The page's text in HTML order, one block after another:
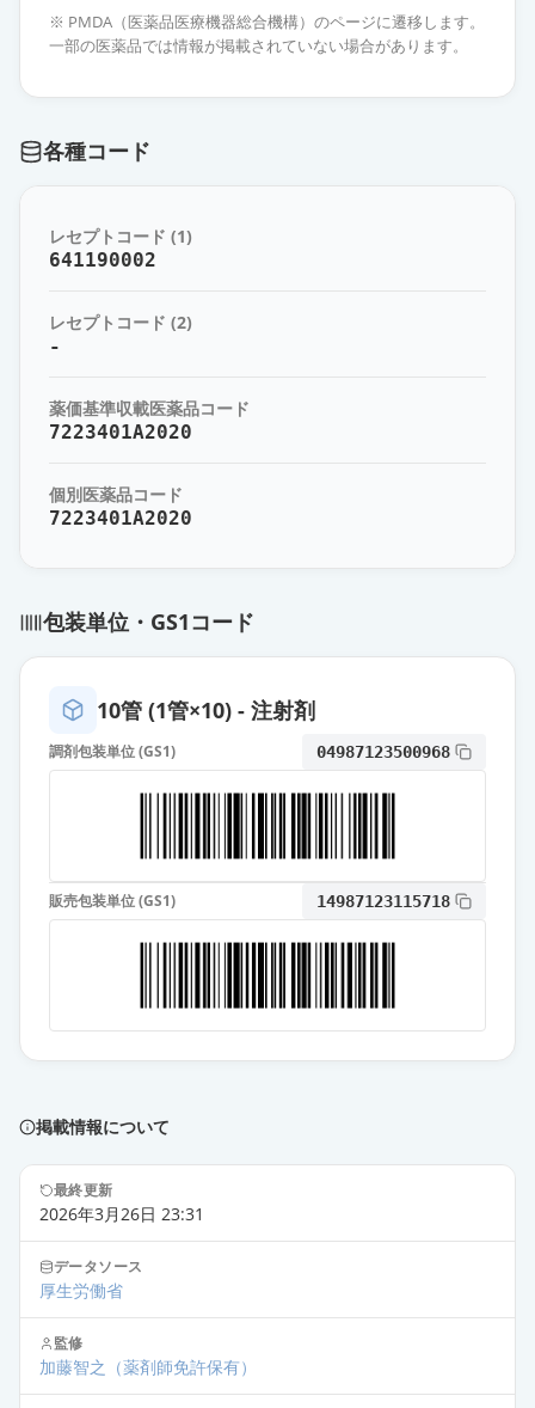
0.5mg「NP」
薬価 324 円
通常出荷
0.5mg「SW」
プロチレリン酒石酸塩注射液
0.5mg「サワイ」
2mg「SW」
薬価 1714 円
薬価 1714 円
2mg「NP」
薬価 1714 円
※ PMDA（医薬品医療機器総合機構）のページに遷移します。
一部の医薬品では情報が掲載されていない場合があります。
各種コード
レセプトコード (1)
641190002
レセプトコード (2)
-
薬価基準収載医薬品コード
7223401A2020
個別医薬品コード
7223401A2020
包装単位・GS1コード
10管 (1管×10) - 注射剤
調剤包装単位 (GS1) 04987123500968
販売包装単位 (GS1) 14987123115718
掲載情報について
最終更新
2026年3月26日 23:31
データソース
厚生労働省
監修
加藤智之 （薬剤師免許保有）